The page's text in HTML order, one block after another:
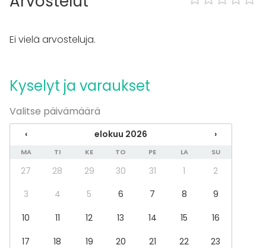
Tapahtumatyypit
Häät
Kokous
Seminaari / konferenssi
Messut
Esitys / näytös
Virkistystilaisuus
Elämys / aktiviteetti
Pikkujoulut
Tilatyypit
Monitoimitila
Kokoushuone
Luokkahuone
Ei vielä arvosteluja.
Kyselyt ja varaukset
Valitse päivämäärä
‹ elokuu 2026 ›
MA TI KE TO PE LA SU
27 28 29 30 31 1
2
3
4 5 6 7 8
9
10
11 12 13 14 15
16
17
18 19 20 21 22
23